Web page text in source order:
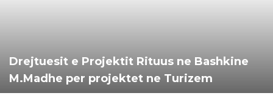
Drejtuesit e Projektit Rituus ne Bashkine
M.Madhe per projektet ne Turizem